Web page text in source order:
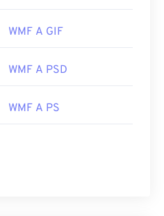
Windows ci sono
alternativa è
WMF A GIF
WMF A PSD
WMF A PS